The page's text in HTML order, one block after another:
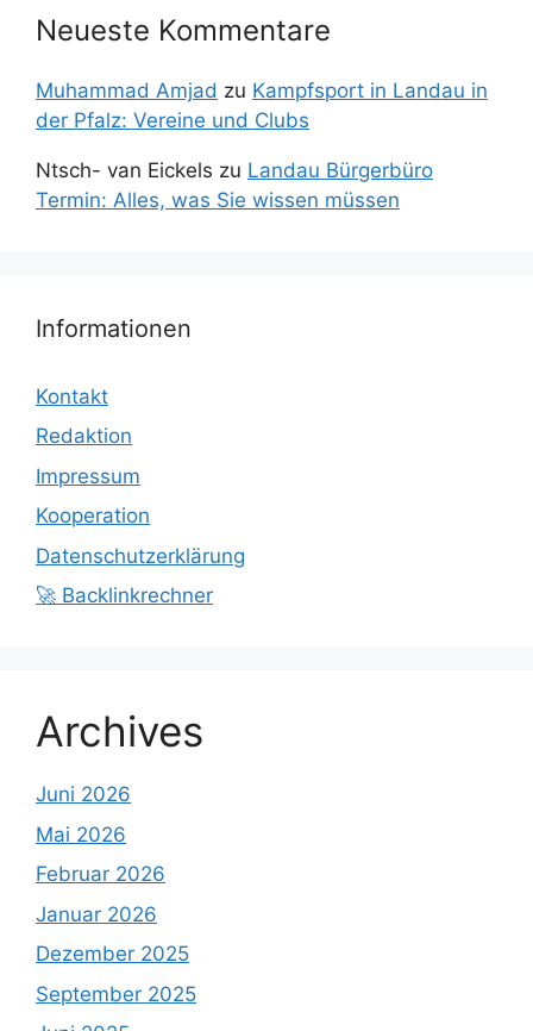
Neueste Kommentare
Muhammad Amjad zu Kampfsport in Landau in
der Pfalz: Vereine und Clubs
Ntsch- van Eickels zu Landau Bürgerbüro
Termin: Alles, was Sie wissen müssen
Informationen
Kontakt
Redaktion
Impressum
Kooperation
Datenschutzerklärung
🚀 Backlinkrechner
Archives
Juni 2026
Mai 2026
Februar 2026
Januar 2026
Dezember 2025
September 2025